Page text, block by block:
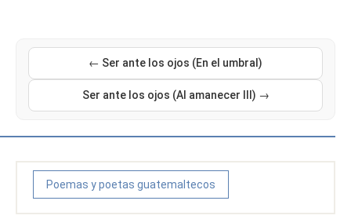
← Ser ante los ojos (En el umbral)
Ser ante los ojos (Al amanecer III) →
Poemas y poetas guatemaltecos